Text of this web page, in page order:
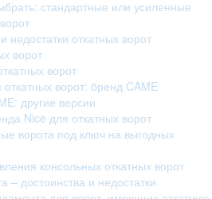
стандартные или усиленные
недостатки откатных ворот
ворот
ворот
ворот: бренд CAME
другие версии
Nice для откатных ворот
ворота под ключ на выгодных
консольных откатных ворот
– достоинства и недостатки